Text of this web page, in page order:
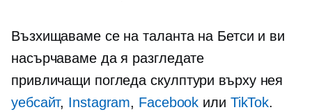
Възхищаваме се на таланта на Бетси и ви
насърчаваме да я разгледате
привличащи погледа скулптури върху нея
уебсайт, Instagram, Facebook или TikTok.